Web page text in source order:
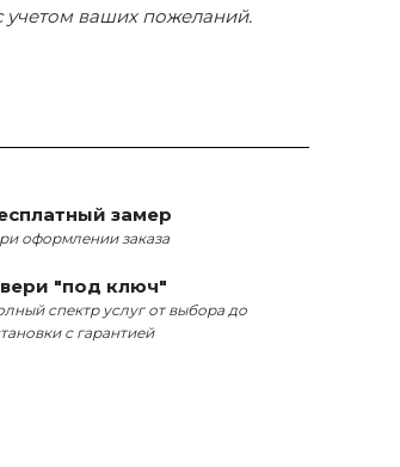
учетом ваших пожеланий.
замер
оформлении заказа
"под ключ"
спектр услуг от выбора до
с гарантией